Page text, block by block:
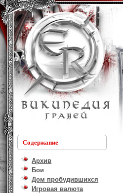
Содержание
Архив
Бои
Дом пробудившихся
Игровая валюта